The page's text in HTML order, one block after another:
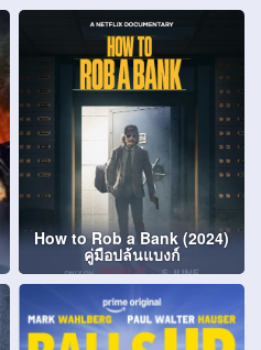
How to Rob a Bank (2024)
คู่มือปล้นแบงก์